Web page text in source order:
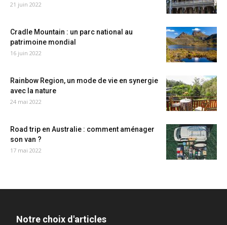
21 juin 2022
Cradle Mountain : un parc national au
patrimoine mondial
16 juin 2022
Rainbow Region, un mode de vie en synergie
avec la nature
24 mai 2022
Road trip en Australie : comment aménager
son van ?
17 mai 2022
Notre choix d'articles